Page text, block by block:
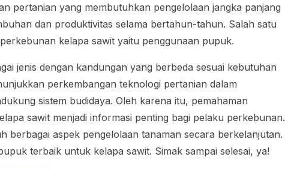
pertanian yang membutuhkan pengelolaan jangka panjang
dan produktivitas selama bertahun-tahun. Salah satu
kelapa sawit yaitu penggunaan pupuk.
jenis dengan kandungan yang berbeda sesuai kebutuhan
perkembangan teknologi pertanian dalam
sistem budidaya. Oleh karena itu, pemahaman
sawit menjadi informasi penting bagi pelaku perkebunan.
berbagai aspek pengelolaan tanaman secara berkelanjutan.
terbaik untuk kelapa sawit. Simak sampai selesai, ya!